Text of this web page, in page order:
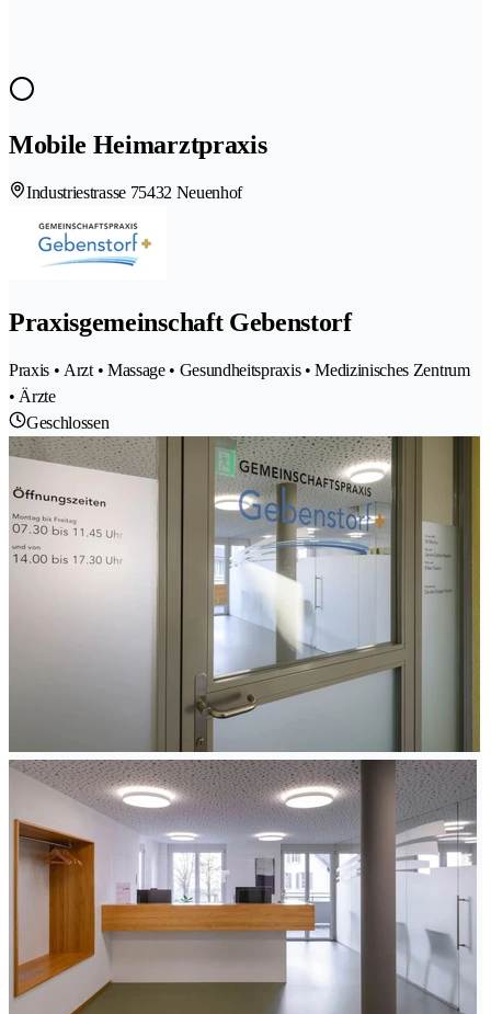
Mobile Heimarztpraxis
Industriestrasse 75432 Neuenhof
Praxisgemeinschaft Gebenstorf
Praxis • Arzt • Massage • Gesundheitspraxis • Medizinisches Zentrum
• Ärzte
Geschlossen